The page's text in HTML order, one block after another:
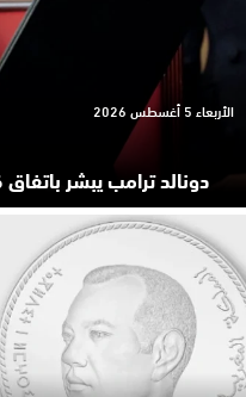
دونالد ترامب يبشر
الأربعاء 5 أغسطس 2026